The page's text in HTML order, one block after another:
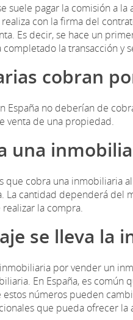
suele pagar la comisión a
con la firma del
Es decir, se hace un
la transacción y
cobran
España no deberían de
venta de una propiedad.
una
que cobra una inmobiliaria
La cantidad dependerá
la compra.
se lleva la
por vender un
En España, es
números pueden
que pueda ofrecer la